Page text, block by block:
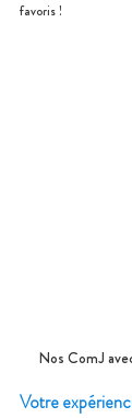
favoris !
Nos ComJ
Votre